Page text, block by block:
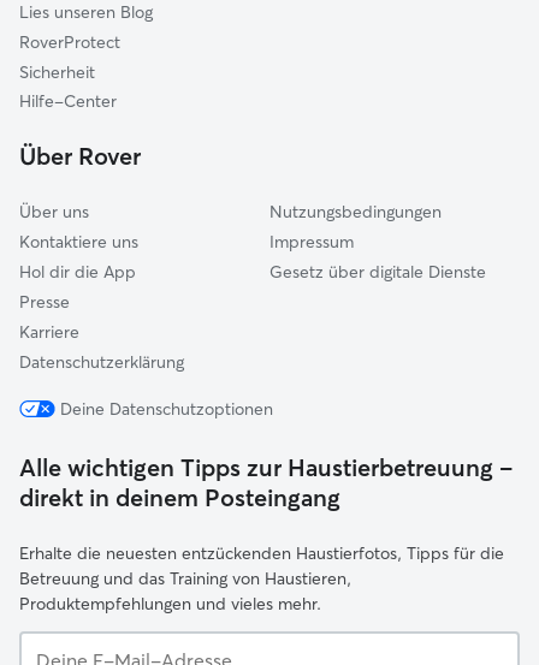
Kösching
Vohburg an der Donau
Hepberg
Gaimersheim
Lies unseren Blog
RoverProtect
Sicherheit
Hilfe-Center
Über Rover
Über uns
Kontaktiere uns
Hol dir die App
Presse
Karriere
Datenschutzerklärung
Nutzungsbedingungen
Impressum
Gesetz über digitale Dienste
Deine Datenschutzoptionen
Alle wichtigen Tipps zur Haustierbetreuung –
direkt in deinem Posteingang
Erhalte die neuesten entzückenden Haustierfotos, Tipps für die
Betreuung und das Training von Haustieren,
Produktempfehlungen und vieles mehr.